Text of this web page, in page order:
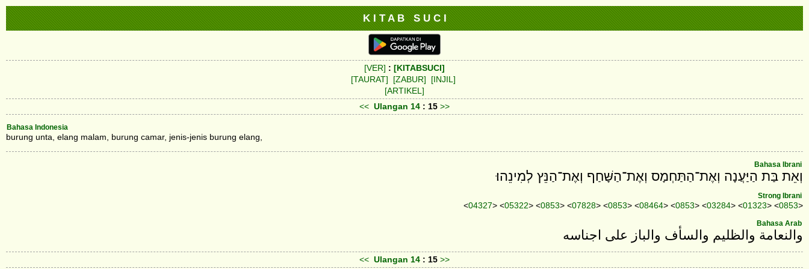
K I T A B S U C I
[VER] : [KITABSUCI]
[TAURAT]
[ZABUR]
[INJIL]
[ARTIKEL]
<< Ulangan 14 : 15 >>
Bahasa Indonesia
burung unta, elang malam, burung camar, jenis-jenis burung elang,
Bahasa Ibrani
וְאֵת בַּת הַיַּעֲנָה וְאֶת־הַתַּחְמָס וְאֶת־הַשָּׁחַף וְאֶת־הַנֵּץ לְמִינֵהוּ׃
Strong Ibrani
<04327> <05322> <0853> <07828> <0853> <08464> <0853> <03284> <01323> <0853>
Bahasa Arab
والنعامة والظليم والسأف والباز على اجناسه
<< Ulangan 14 : 15 >>